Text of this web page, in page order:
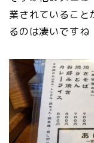
業されていること
るのは凄いですね